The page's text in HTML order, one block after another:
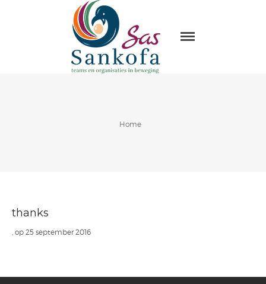
Home
Visie
Sas Sankofa
Home
thanks
, op 25 september 2016